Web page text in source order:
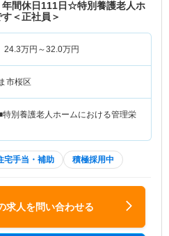
年間休日111日☆特別養護老人ホ
＜正社員＞
24.3万円～32.0万円
市桜区
特別養護老人ホームにおける管理栄
宅手当・補助 積極採用中
求人を問い合わせる